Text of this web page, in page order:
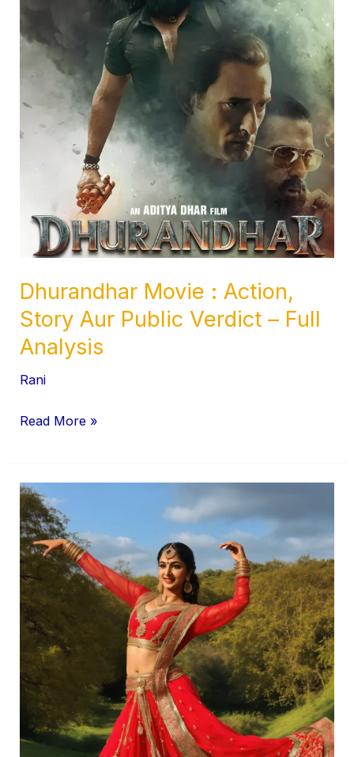
Dhurandhar Movie : Action,
Story Aur Public Verdict – Full
Analysis
Rani
Verdict
–
Analysis
Read More »
भारत
में
प्रमुख
लोकनृत्य